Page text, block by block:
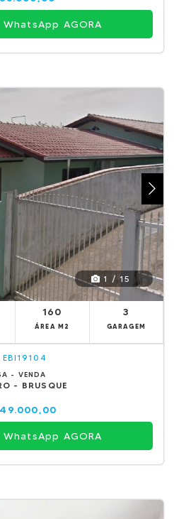
AGORA
1 / 15
160
ÁREA M2
3
GARAGEM
EBI19104
- VENDA
- BRUSQUE
AGORA